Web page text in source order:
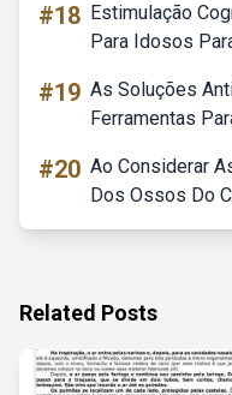
#18 Estimulação
Para Idosos
#19 As Soluções
Ferramentas
#20 Ao Considerar
Dos Ossos Do
Related Posts